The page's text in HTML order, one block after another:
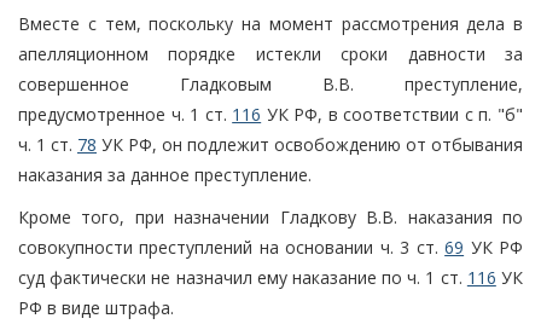
Вместе с тем, поскольку на момент рассмотрения дела в
апелляционном порядке истекли сроки давности за
совершенное Гладковым В.В. преступление,
предусмотренное ч. 1 ст. 116 УК РФ, в соответствии с п. "б"
ч. 1 ст. 78 УК РФ, он подлежит освобождению от отбывания
наказания за данное преступление.
Кроме того, при назначении Гладкову В.В. наказания по
совокупности преступлений на основании ч. 3 ст.69 УК РФ
суд фактически не назначил ему наказание по ч. 1 ст. 116 УК
РФ в виде штрафа.